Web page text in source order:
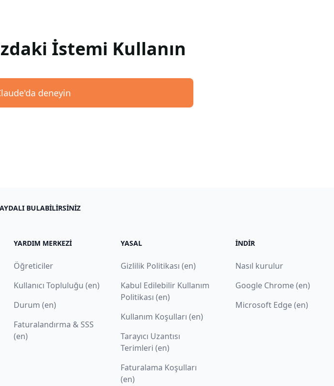
İstemi Kullanın
deneyin
BULABILIRSINIZ
YARDIM MERKEZI
Öğreticiler
Kullanıcı Topluluğu (en)
Durum (en)
Faturalandırma & SSS
(en)
YASAL
Gizlilik Politikası (en)
Kabul Edilebilir Kullanım
Politikası (en)
Kullanım Koşulları (en)
Tarayıcı Uzantısı
Terimleri (en)
Faturalama Koşulları
(en)
İNDIR
Nasıl kurulur
Google Chrome (en)
Microsoft Edge (en)